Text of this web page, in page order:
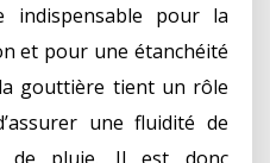
indispensable pour la
et pour une étanchéité
gouttière tient un rôle
une fluidité de